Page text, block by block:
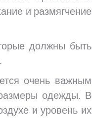
и размягчение
должны быть
очень важным
одежды. В
и уровень их